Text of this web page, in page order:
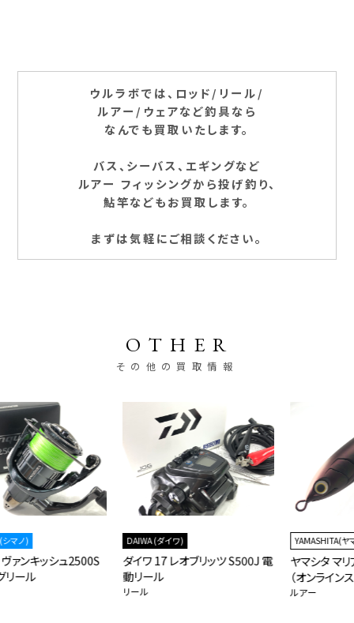
ウルラボでは、ロッド/リール/
ルアー/ウェアなど釣具なら
なんでも買取いたします。
バス、シーバス、エギングなど
ルアー フィッシングから投げ釣り、
鮎竿などもお買取します。
まずは気軽にご相談ください。
OTHER
その他の買取情報
ダイワ 17 レオブリッツ S500J 電
動リール
ヤマシタ マリア ラピード 紅影
（オンラインストア限定カラー）